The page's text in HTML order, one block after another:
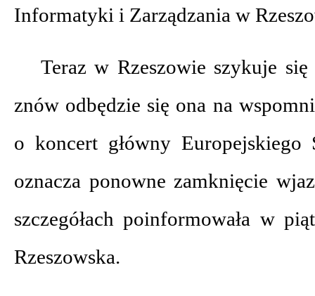
Informatyki i Zarządzania w
Teraz w Rzeszowie szykuje
znów odbędzie się ona na
o koncert główny
oznacza ponowne zamknięcie
szczegółach poinformowała w
Rzeszowska.